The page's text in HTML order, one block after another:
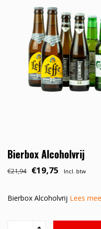
Bierbox Alcoholvrij
€21,94 €19,75 Incl. btw
Bierbox Alcoholvrij Lees